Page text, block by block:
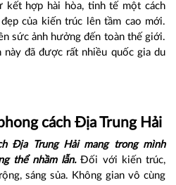
kết hợp hài hòa, tinh tế một cách
của kiến trúc lên tầm cao mới.
sức ảnh hưởng đến toàn thế giới.
này đã được rất nhiều quốc gia du
cách Địa Trung Hải
Địa Trung Hải mang trong mình
thể nhầm lẫn.Đối với kiến trúc,
sáng sủa. Không gian vô cùng